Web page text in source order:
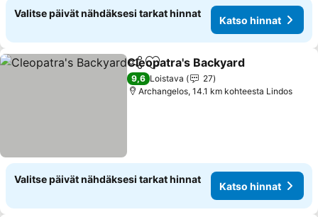
Valitse päivät nähdäksesi tarkat hinnat
Katso hinnat
Jaa Lisää suosikkeihin
Cleopatra's Backyard
9,6 Loistava
27
Archangelos, 14.1 km kohteesta Lindos
Valitse päivät nähdäksesi tarkat hinnat
Katso hinnat